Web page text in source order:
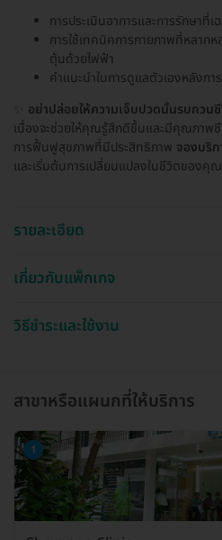
การประเมินอาการและการรักษาที่เฉ
การใช้เทคนิคการกายภาพที่หลาก
ตุ้นด้วยไฟฟ้า
คำแนะนำในการดูแลตัวเองหลังกา
อย่าปล่อยให้ความเจ็บปวดนั้นรบกว
เนื่องจะช่วยให้คุณรู้สึกดีขึ้นและมีคุณภา
การฟื้นฟูสุขภาพที่มีประสิทธิภาพ จองบริก
และเริ่มต้นการเปลี่ยนแปลงในชีวิตของคุ
รายละเอียด
เกี่ยวกับแพ็กเกจ
วิธีชำระและใช้งาน
สาขาหรือแผนกที่ให้บริการ
1